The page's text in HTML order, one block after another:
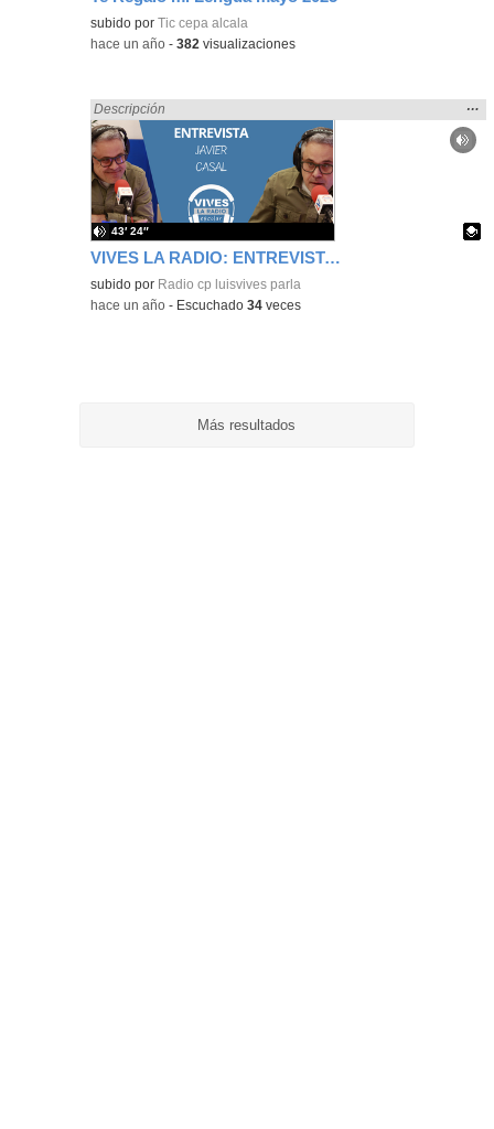
subido porTic cepa alcala
-hace un año -382 visualizaciones
VIVES LA RADIO: ENTREVISTA A JAVIER CASAL_Vives la Radio
Encontrado «regalo» en:
Descripción
la
…
Contenido educativo.
subido por Radio cp luisvives parla
43′ 24″
-hace un año - Escuchado34 veces
Más resultados